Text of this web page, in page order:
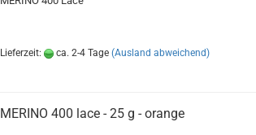
Lieferzeit: ca. 2-4 Tage (Ausland abweichend)
MERINO 400 lace - 25 g - orange